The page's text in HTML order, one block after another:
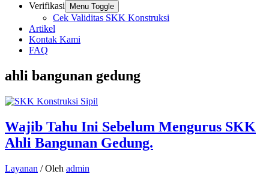
Verifikasi
Menu Toggle
Cek Validitas SKK Konstruksi
Artikel
Kontak Kami
FAQ
ahli bangunan gedung
Wajib Tahu Ini Sebelum Mengurus SKK
Ahli Bangunan Gedung.
Layanan / Oleh admin